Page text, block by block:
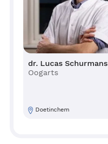
dr. Lucas Schurmans
Oogarts
Doetinchem